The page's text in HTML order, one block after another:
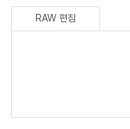
RAW 편집